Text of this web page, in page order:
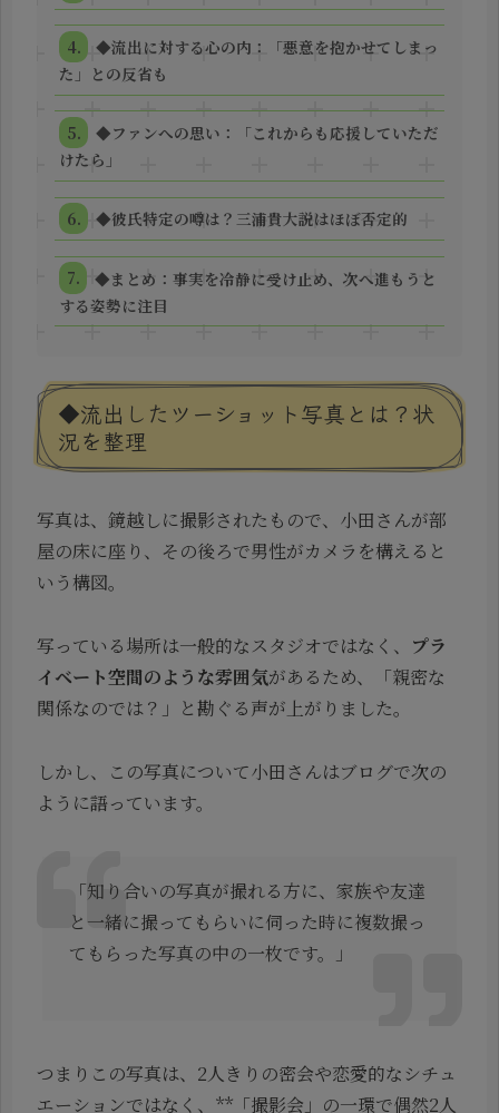
◆流出に対する心の内：「悪意を抱かせてしまっ
た」との反省も
◆ファンへの思い：「これからも応援していただ
けたら」
◆彼氏特定の噂は？三浦貴大説はほぼ否定的
◆まとめ：事実を冷静に受け止め、次へ進もうと
する姿勢に注目
◆流出したツーショット写真とは？状
況を整理
写真は、鏡越しに撮影されたもので、小田さんが部
屋の床に座り、その後ろで男性がカメラを構えると
いう構図。
写っている場所は一般的なスタジオではなく、 プラ
イベート空間のような雰囲気があるため、「親密な
関係なのでは？」と勘ぐる声が上がりました。
しかし、この写真について小田さんはブログで次の
ように語っています。
「知り合いの写真が撮れる方に、家族や友達
と一緒に撮ってもらいに伺った時に複数撮っ
てもらった写真の中の一枚です。」
つまりこの写真は、2人きりの密会や恋愛的なシチュ
エーションではなく、**「撮影会」の一環で偶然2人